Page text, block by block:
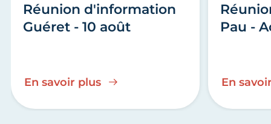
Réunion d'information
Guéret - 10 août
En savoir plus
Pau -
En